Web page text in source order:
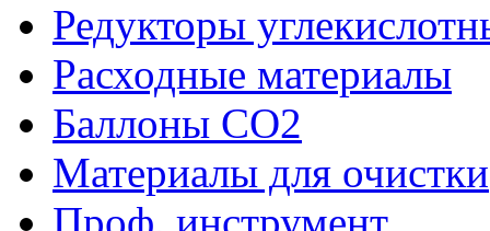
Редукторы
Расходные материалы
Баллоны CO2
Материалы для очистки